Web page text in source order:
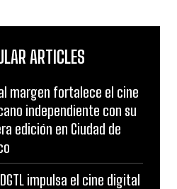
ARTICLES
margen fortalece el cine
independiente con su
edición en Ciudad de
DGTL impulsa el cine digital